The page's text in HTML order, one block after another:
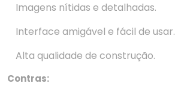
Imagens nítidas e detalhadas.
Interface amigável e fácil de usar.
Alta qualidade de construção.
Contras: